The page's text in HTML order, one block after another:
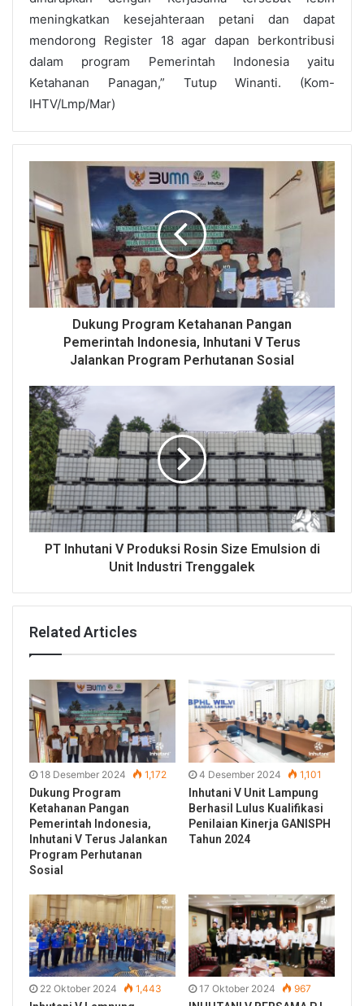
meningkatkan kesejahteraan petani dan dapat
mendorong Register 18 agar dapan berkontribusi
dalam program Pemerintah Indonesia yaitu
Ketahanan Panagan,” Tutup Winanti. (Kom-
IHTV/Lmp/Mar)
Dukung Program Ketahanan Pangan
Pemerintah Indonesia, Inhutani V Terus
Jalankan Program Perhutanan Sosial
PT Inhutani V Produksi Rosin Size Emulsion di
Unit Industri Trenggalek
Related Articles
18 Desember 2024 1,172
Dukung Program
Ketahanan Pangan
Pemerintah Indonesia,
Inhutani V Terus Jalankan
Program Perhutanan
Sosial
4 Desember 2024 1,101
Inhutani V Unit Lampung
Berhasil Lulus Kualifikasi
Penilaian Kinerja GANISPH
Tahun 2024
22 Oktober 2024 1,443 17 Oktober 2024 967